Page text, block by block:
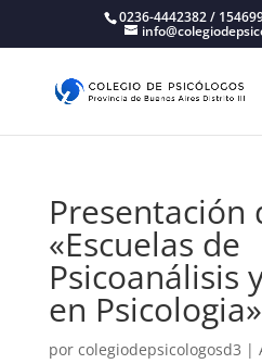
0236-4442382 /
Presentación
«Escuelas de
Psicoanálisis
en Psicologia»
por colegiodepsicologosd3 |